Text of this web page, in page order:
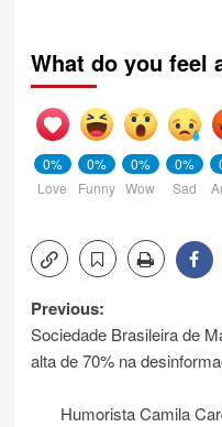
What do you feel
0%
Love
0%
Funny
0%
Wow
0%
Sad
Post
navigation
Previous:
Sociedade Brasileira de
alta de 70% na
Humorista Camila